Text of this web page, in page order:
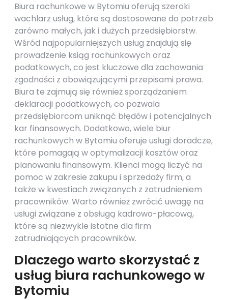
Biura rachunkowe w Bytomiu oferują szeroki
wachlarz usług, które są dostosowane do potrzeb
zarówno małych, jak i dużych przedsiębiorstw.
Wśród najpopularniejszych usług znajdują się
prowadzenie ksiąg rachunkowych oraz
podatkowych, co jest kluczowe dla zachowania
zgodności z obowiązującymi przepisami prawa.
Biura te zajmują się również sporządzaniem
deklaracji podatkowych, co pozwala
przedsiębiorcom uniknąć błędów i potencjalnych
kar finansowych. Dodatkowo, wiele biur
rachunkowych w Bytomiu oferuje usługi doradcze,
które pomagają w optymalizacji kosztów oraz
planowaniu finansowym. Klienci mogą liczyć na
pomoc w zakresie zakupu i sprzedaży firm, a
także w kwestiach związanych z zatrudnieniem
pracowników. Warto również zwrócić uwagę na
usługi związane z obsługą kadrowo-płacową,
które są niezwykle istotne dla firm
zatrudniających pracowników.
Dlaczego warto skorzystać z
usług biura rachunkowego w
Bytomiu